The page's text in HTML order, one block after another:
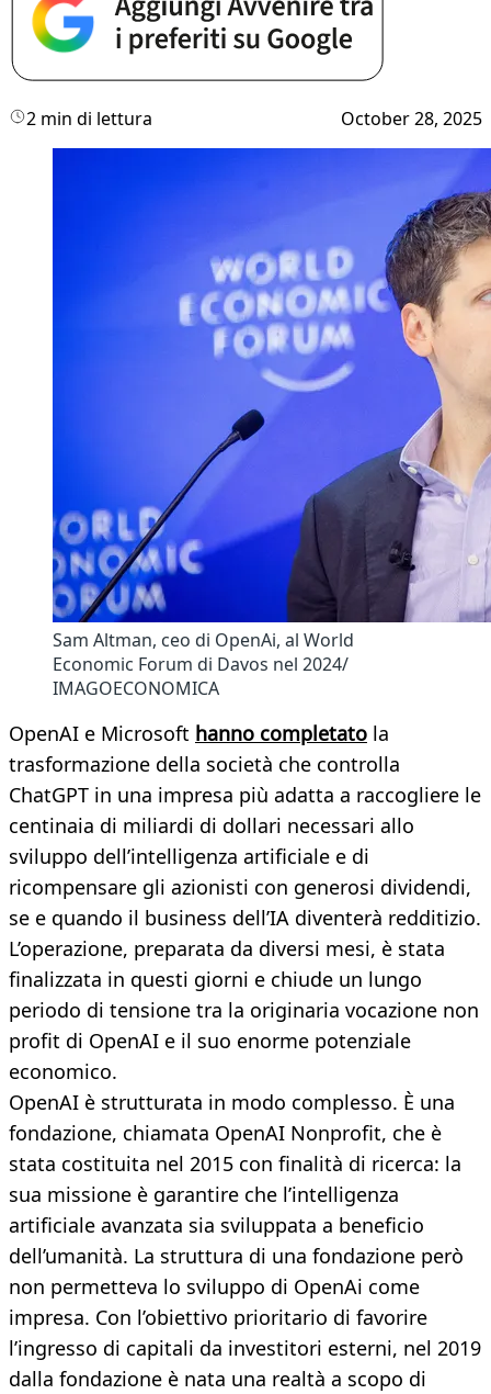
2 min di lettura October 28, 2025
Sam Altman, ceo di OpenAi, al World
Economic Forum di Davos nel 2024/
IMAGOECONOMICA
OpenAI e Microsoft hanno completato la
trasformazione della società che controlla
ChatGPT in una impresa più adatta a raccogliere le
centinaia di miliardi di dollari necessari allo
sviluppo dell’intelligenza artificiale e di
ricompensare gli azionisti con generosi dividendi,
se e quando il business dell’IA diventerà redditizio.
L’operazione, preparata da diversi mesi, è stata
finalizzata in questi giorni e chiude un lungo
periodo di tensione tra la originaria vocazione non
profit di OpenAI e il suo enorme potenziale
economico.
OpenAI è strutturata in modo complesso. È una
fondazione, chiamata OpenAI Nonprofit, che è
stata costituita nel 2015 con finalità di ricerca: la
sua missione è garantire che l’intelligenza
artificiale avanzata sia sviluppata a beneficio
dell’umanità. La struttura di una fondazione però
non permetteva lo sviluppo di OpenAi come
impresa. Con l’obiettivo prioritario di favorire
l’ingresso di capitali da investitori esterni, nel 2019
dalla fondazione è nata una realtà a scopo di